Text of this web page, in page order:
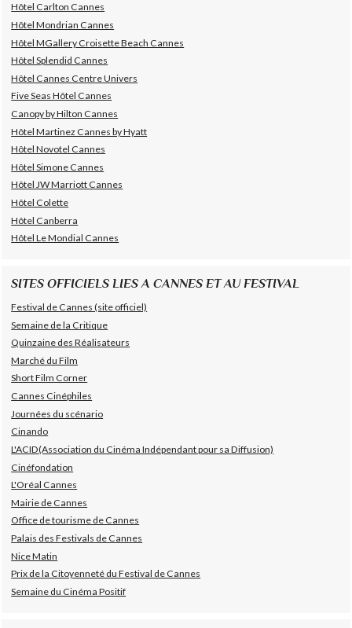
Hôtel Carlton Cannes
Hôtel Mondrian Cannes
Hôtel MGallery Croisette Beach Cannes
Hôtel Splendid Cannes
Hôtel Cannes Centre Univers
Five Seas Hôtel Cannes
Canopy by Hilton Cannes
Hôtel Martinez Cannes by Hyatt
Hôtel Novotel Cannes
Hôtel Simone Cannes
Hôtel JW Marriott Cannes
Hôtel Colette
Hôtel Canberra
Hôtel Le Mondial Cannes
SITES OFFICIELS LIES A CANNES ET AU FESTIVAL
Festival de Cannes (site officiel)
Semaine de la Critique
Quinzaine des Réalisateurs
Marché du Film
Short Film Corner
Cannes Cinéphiles
Journées du scénario
Cinando
L'ACID(Association du Cinéma Indépendant pour sa Diffusion)
Cinéfondation
L'Oréal Cannes
Mairie de Cannes
Office de tourisme de Cannes
Palais des Festivals de Cannes
Nice Matin
Prix de la Citoyenneté du Festival de Cannes
Semaine du Cinéma Positif